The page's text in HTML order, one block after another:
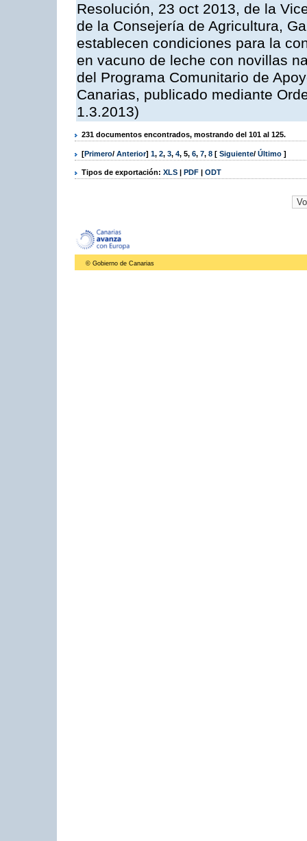
Resolución, 23 oct 2013, de la
de la Consejería de Agricultura,
establecen condiciones para la
en vacuno de leche con novillas
del Programa Comunitario de
Canarias, publicado mediante
1.3.2013)
231 documentos encontrados, mostrando del 101 al 125.
[Primero/ Anterior] 1, 2, 3, 4, 5, 6, 7, 8 [ Siguiente/ Último ]
Tipos de exportación: XLS | PDF | ODT
© Gobierno de Canarias